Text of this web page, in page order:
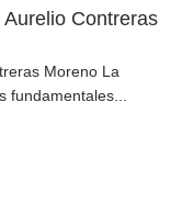
Contreras
Moreno La